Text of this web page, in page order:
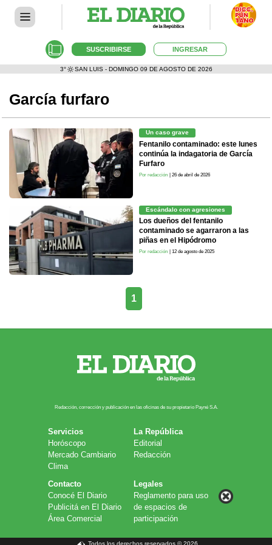
SUSCRIBIRSE INGRESAR
3° SAN LUIS - DOMINGO 09 DE AGOSTO DE 2026
García furfaro
Un caso grave
Fentanilo contaminado: este lunes
continúa la indagatoria de García
Furfaro
Por redacción | 26 de abril de 2026
Escándalo con agresiones
Los dueños del fentanilo
contaminado se agarraron a las
piñas en el Hipódromo
Por redacción | 12 de agosto de 2025
1
Redacción, corrección y publicación en las oficinas de su propietario Payn​é S.A.
Servicios
Horóscopo
Mercado Cambiario
Clima
La República
Editorial
Redacción
Contacto
Conocé El Diario
Publicitá en El Diario
Área Comercial
Legales
Reglamento para uso
de espacios de
participación
Todos los derechos reservados © 2026